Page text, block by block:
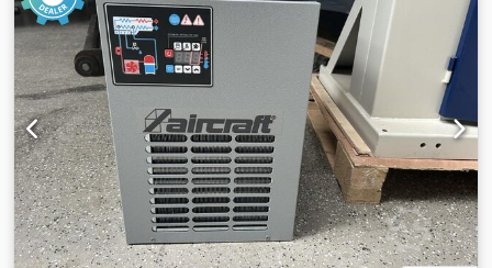
Μπορεί επίσης να χρησιμοποιηθεί σε διαλείποντα διαλείπουσα
λειτουργία. Εξοπλισμός DUO KK με ξηραντήρα ψύξης και
λεπτό φίλτρο ως προ-φίλτρο πριν από τον ξηραντήρα ψύξης
Βελτιωτικό συμπυκνώματος για διαχωρισμό λαδιού-νερού
Αυτόματη αποστράγγιση συμπυκνωμάτων. ----- Τεχνικά
στοιχεία ----- Μέγεθος δεξαμενής: 2 x 100 λίτρα,
Αποτελεσματικός όγκος παροχής περίπου 380 λίτρα, Μέγιστη
πίεση: 10 bar, Κινητήρας: 4,0 kW, Ταχύτητα: 2.880 στροφές
ανά λεπτό, Επίπεδο ηχητικής πίεσης: 65 dB, Διαστάσεις
(ΜxΠxΥ): 1.200 x 900 x 1.250 mm, Βάρος: 201 kg - νέο
εκθεσιακό μηχάνημα -